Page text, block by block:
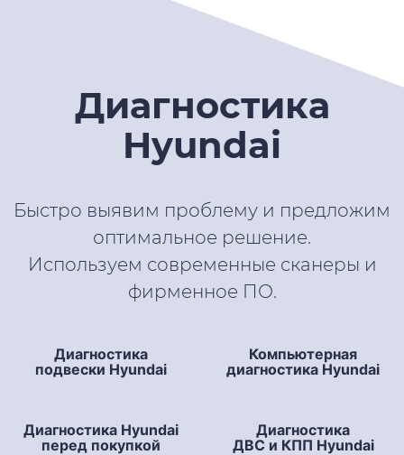
Диагностика
Hyundai
Быстро выявим проблему и предложим
оптимальное решение.
Используем современные сканеры и
фирменное ПО.
Диагностика
подвески Hyundai
Компьютерная
диагностика Hyundai
Диагностика Hyundai
перед покупкой
Диагностика
ДВС и КПП Hyundai